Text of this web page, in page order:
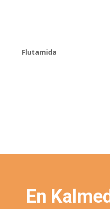
Flutamida
En Kalmed